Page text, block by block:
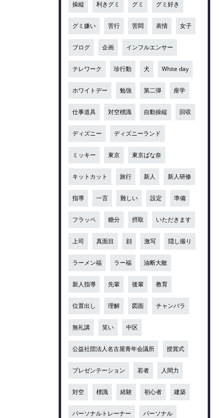
操縦 利きグミ グミ グミ好き
グミ嫌い 苦行 苦悶 表情 女子
ブログ 企画 インフルエンサー
テレワーク 珍行動 犬 White day
ホワイトデー 勉強 第二弾 座学
仕事道具 対空標識 自動操縦 回収
ディズニー ディズニーランド
ミッキー 東京 東京ばな奈
キットカット 旅行 新人 新人研修
指導 一言 難しい 設定 準備
フラッペ 糖分 摂取 いただきます
上司 真面目 顔 激写 隠し撮り
ラーメン福 ラー福 油断大敵
新人指導 先輩 後輩 教育
位置出し 理解 図面 チャンバラ
無礼講 笑い 中区
公益社団法人名古屋青年会議所 授賞式
プレゼンテーション 若者 人間力
対空 標識 経験 初心者 建築
パーソナルトレーナー パーソナル